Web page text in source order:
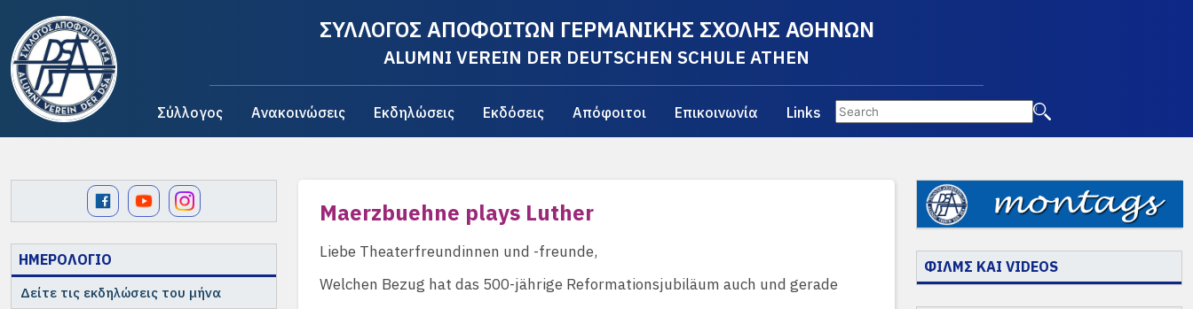
ΣΥΛΛΟΓΟΣ ΑΠΟΦΟΙΤΩΝ ΓΕΡΜΑΝΙΚΗΣ ΣΧΟΛΗΣ ΑΘΗΝΩΝ
ALUMNI VEREIN DER DEUTSCHEN SCHULE ATHEN
Σύλλογος Ανακοινώσεις Εκδηλώσεις Εκδόσεις Απόφοιτοι Επικοινωνία Links
ΗΜΕΡΟΛΟΓΙΟ
Δείτε τις εκδηλώσεις του μήνα
Maerzbuehne plays Luther
Liebe Theaterfreundinnen und -freunde,
Welchen Bezug hat das 500-jährige Reformationsjubiläum auch und gerade
ΦΙΛΜΣ ΚΑΙ VIDEOS